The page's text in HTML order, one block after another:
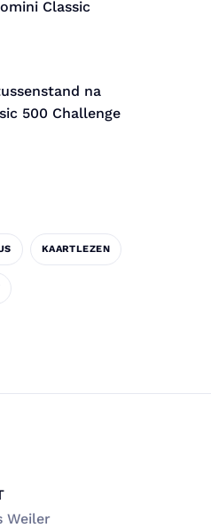
Classic
na
500 Challenge
KAARTLEZEN
Weiler